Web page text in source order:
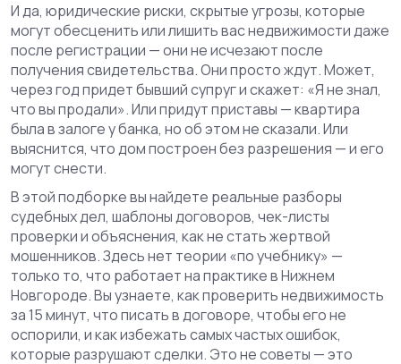
И да, юридические риски, скрытые угрозы, которые
могут обесценить или лишить вас недвижимости даже
после регистрации — они не исчезают после
получения свидетельства. Они просто ждут. Может,
через год придет бывший супруг и скажет: «Я не знал,
что вы продали». Или придут приставы — квартира
была в залоге у банка, но об этом не сказали. Или
выяснится, что дом построен без разрешения — и его
могут снести.
В этой подборке вы найдете реальные разборы
судебных дел, шаблоны договоров, чек-листы
проверки и объяснения, как не стать жертвой
мошенников. Здесь нет теории «по учебнику» —
только то, что работает на практике в Нижнем
Новгороде. Вы узнаете, как проверить недвижимость
за 15 минут, что писать в договоре, чтобы его не
оспорили, и как избежать самых частых ошибок,
которые разрушают сделки. Это не советы — это